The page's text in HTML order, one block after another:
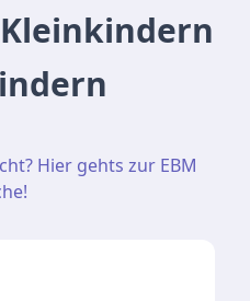
Hier gehts zur EBM